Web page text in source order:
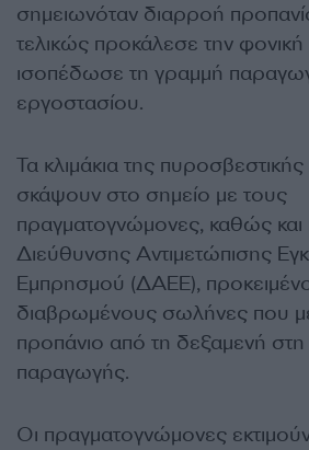
σημειωνόταν διαρροή
τελικώς προκάλεσε την φονική
ισοπέδωσε τη γραμμή
εργοστασίου.
Τα κλιμάκια της
σκάψουν στο σημείο με τους
πραγματογνώμονες, καθώς και
Διεύθυνσης Αντιμετώπισης
Εμπρησμού (ΔΑΕΕ),
διαβρωμένους σωλήνες που
προπάνιο από τη δεξαμενή
παραγωγής.
Οι πραγματογνώμονες εκτιμούν